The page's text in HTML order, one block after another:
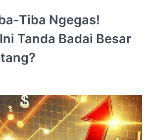
Tiba Ngegas!
Tanda Badai Besar